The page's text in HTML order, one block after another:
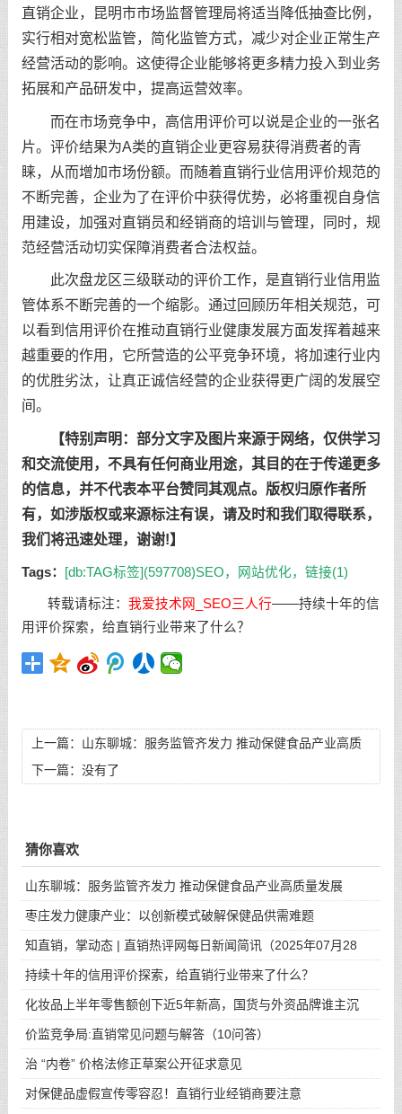
直销企业，昆明市市场监督管理局将适当降低抽查比例，
实行相对宽松监管，简化监管方式，减少对企业正常生产
经营活动的影响。这使得企业能够将更多精力投入到业务
拓展和产品研发中，提高运营效率。
而在市场竞争中，高信用评价可以说是企业的一张名
片。评价结果为A类的直销企业更容易获得消费者的青
睐，从而增加市场份额。而随着直销行业信用评价规范的
不断完善，企业为了在评价中获得优势，必将重视自身信
用建设，加强对直销员和经销商的培训与管理，同时，规
范经营活动切实保障消费者合法权益。
此次盘龙区三级联动的评价工作，是直销行业信用监
管体系不断完善的一个缩影。通过回顾历年相关规范，可
以看到信用评价在推动直销行业健康发展方面发挥着越来
越重要的作用，它所营造的公平竞争环境，将加速行业内
的优胜劣汰，让真正诚信经营的企业获得更广阔的发展空
间。
【特别声明：部分文字及图片来源于网络，仅供学习
和交流使用，不具有任何商业用途，其目的在于传递更多
的信息，并不代表本平台赞同其观点。版权归原作者所
有，如涉版权或来源标注有误，请及时和我们取得联系，
我们将迅速处理，谢谢!】
Tags： [db:TAG标签](597708)SEO，网站优化，链接(1)
转载请标注：我爱技术网_SEO三人行——持续十年的信
用评价探索，给直销行业带来了什么？
上一篇： 山东聊城：服务监管齐发力 推动保健食品产业高质
量发展
下一篇：没有了
猜你喜欢
山东聊城：服务监管齐发力 推动保健食品产业高质量发展
枣庄发力健康产业：以创新模式破解保健品供需难题
知直销，掌动态 | 直销热评网每日新闻简讯（2025年07月28
日）
持续十年的信用评价探索，给直销行业带来了什么？
化妆品上半年零售额创下近5年新高，国货与外资品牌谁主沉
浮？
价监竞争局:直销常见问题与解答（10问答）
治 “内卷” 价格法修正草案公开征求意见
对保健品虚假宣传零容忍！直销行业经销商要注意